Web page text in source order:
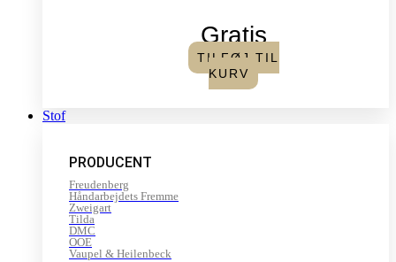
Gratis
TILFØJ TIL
KURV
Stof
PRODUCENT
Freudenberg
Håndarbejdets Fremme
Zweigart
Tilda
DMC
OOE
Vaupel & Heilenbeck